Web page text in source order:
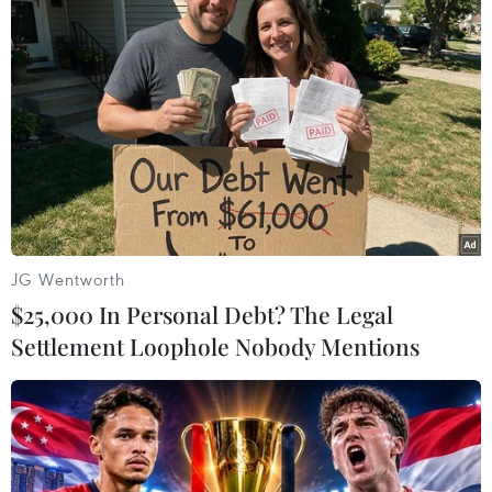
Mỹ
Theo dõi VietnamPlus
TIN LIÊN QUAN
JG Wentworth
$25,000 In Personal Debt? The Legal
Settlement Loophole Nobody Mentions